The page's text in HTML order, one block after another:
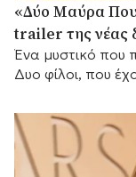
«Δύο Μαύρα
trailer της νέας
Ένα μυστικό που
Δυο φίλοι, που